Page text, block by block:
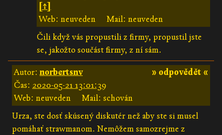
[↑]
Web: neuveden
Mail: neuveden
Čili když vás propustili z firmy, propustil jste
se, jakožto součást firmy, z ní sám.
» odpovědět «
Autor:norbertsnv
Čas: 2020-05-21 13:01:39
Web: neuveden
Mail: schován
Urza, ste dosť skúsený diskutér než aby ste si musel
pomáhať strawmanom. Nemôžem samozrejme z